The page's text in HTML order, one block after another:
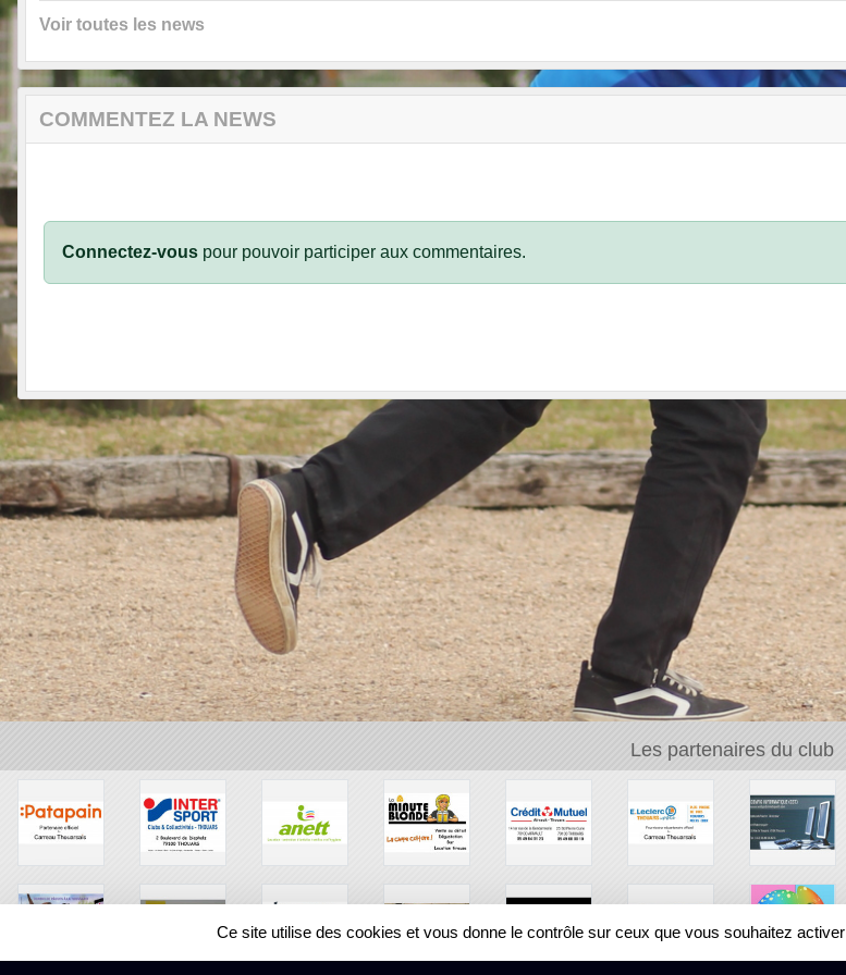
Voir toutes les news
COMMENTEZ LA NEWS
Connectez-vous pour pouvoir participer aux commentaires.
Les partenaires du club
Ce site utilise des cookies et vous donne le contrôle sur ceux que vous souhaitez activer